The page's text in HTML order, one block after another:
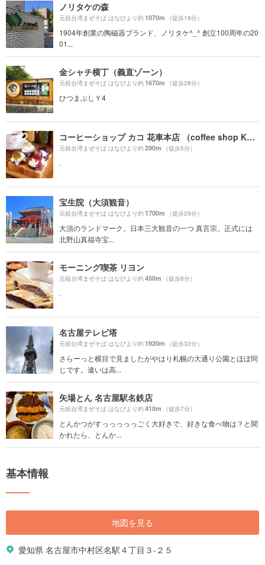
ノリタケの森
元祖台湾まぜそば はなびより約1070m （徒歩18分）
1904年創業の陶磁器ブランド、ノリタケ^_^ 創立100周年の20
01...
金シャチ横丁（義直ゾーン）
元祖台湾まぜそば はなびより約1670m （徒歩28分）
ひつまぶしＹ4
コーヒーショップ カコ 花車本店 （coffee shop KAKO）
元祖台湾まぜそば はなびより約290m （徒歩5分）
.
宝生院（大須観音）
元祖台湾まぜそば はなびより約1700m （徒歩29分）
大須のランドマーク。日本三大観音の一つ 真言宗。正式には
北野山真福寺宝...
モーニング喫茶 リヨン
元祖台湾まぜそば はなびより約450m （徒歩8分）
.
名古屋テレビ塔
元祖台湾まぜそば はなびより約1920m （徒歩33分）
さらーっと横目で見ましたがやはり札幌の大通り公園とほぼ同
じです。違いは高...
矢場とん 名古屋駅名鉄店
元祖台湾まぜそば はなびより約410m （徒歩7分）
とんかつがすっっっっっごく大好きで、好きな食べ物は？と聞
かれたら、とんか...
基本情報
地図を見る
愛知県 名古屋市中村区名駅４丁目３-２５